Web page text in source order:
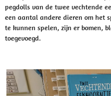
pegdolls van de twee vechtende
een aantal andere dieren om het
te kunnen spelen, zijn er bomen,
toegevoegd.